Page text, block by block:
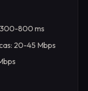
300-800 ms
20-45 Mbps